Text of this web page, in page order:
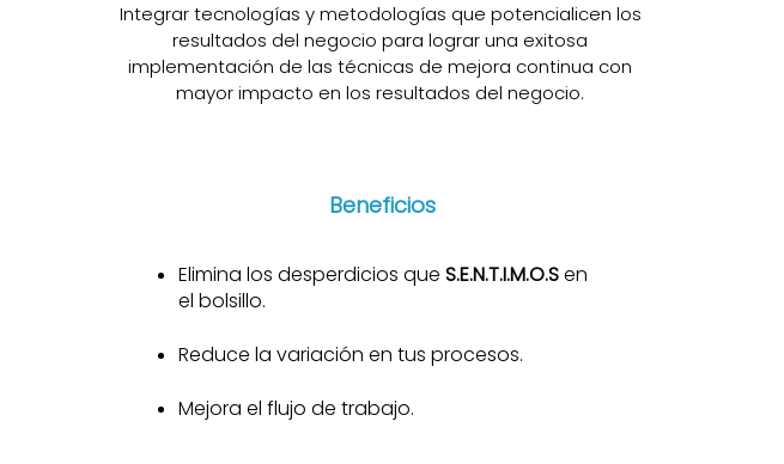
Integrar tecnologías y metodologías que potencialicen los
resultados del negocio para lograr una exitosa
implementación de las técnicas de mejora continua con
mayor impacto en los resultados del negocio.
Elimina los desperdicios queS.E.N.T.I.M.O.Sen
el bolsillo.
Reduce la variación en tus procesos.
Mejora el flujo de trabajo.
Beneficios